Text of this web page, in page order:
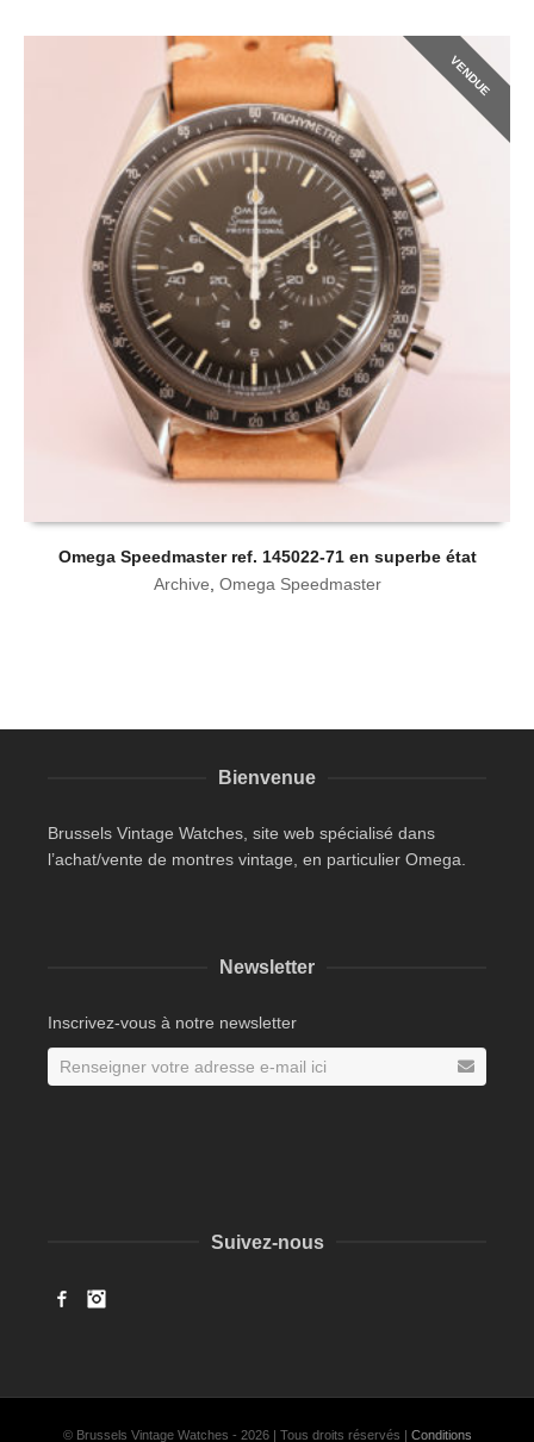
VENDUE
Omega Speedmaster ref. 145022-71 en superbe état
Archive, Omega Speedmaster
Bienvenue
Brussels Vintage Watches, site web spécialisé dans
l’achat/vente de montres vintage, en particulier Omega.
Newsletter
Inscrivez-vous à notre newsletter
Suivez-nous
Facebook
© Brussels Vintage Watches - 2026 | Tous droits réservés | Conditions